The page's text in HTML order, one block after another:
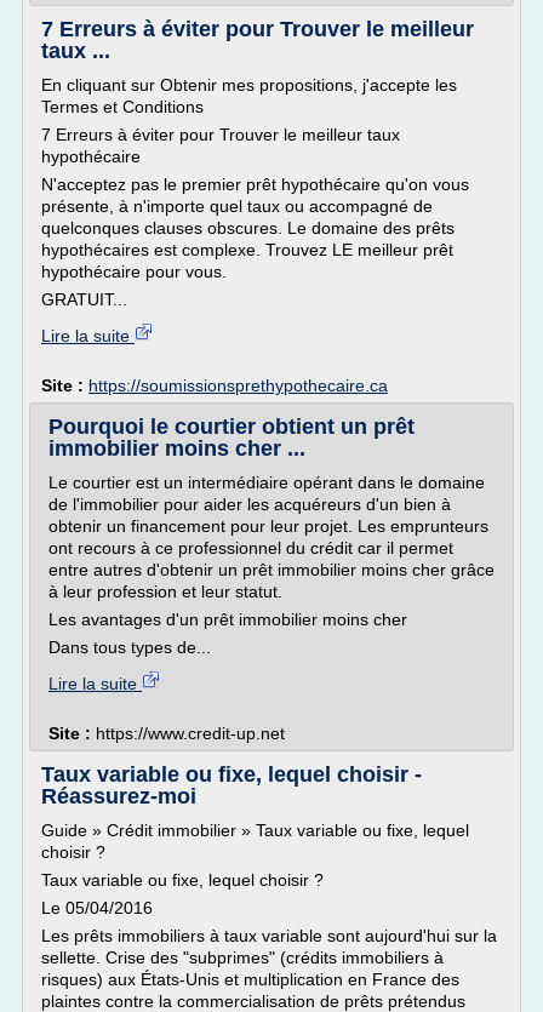
7 Erreurs à éviter pour Trouver le meilleur
taux ...
En cliquant sur Obtenir mes propositions, j'accepte les
Termes et Conditions
7 Erreurs à éviter pour Trouver le meilleur taux
hypothécaire
N'acceptez pas le premier prêt hypothécaire qu'on vous
présente, à n'importe quel taux ou accompagné de
quelconques clauses obscures. Le domaine des prêts
hypothécaires est complexe. Trouvez LE meilleur prêt
hypothécaire pour vous.
GRATUIT...
Lire la suite
Site : https://soumissionsprethypothecaire.ca
Pourquoi le courtier obtient un prêt
immobilier moins cher ...
Le courtier est un intermédiaire opérant dans le domaine
de l'immobilier pour aider les acquéreurs d'un bien à
obtenir un financement pour leur projet. Les emprunteurs
ont recours à ce professionnel du crédit car il permet
entre autres d'obtenir un prêt immobilier moins cher grâce
à leur profession et leur statut.
Les avantages d'un prêt immobilier moins cher
Dans tous types de...
Lire la suite
Site : https://www.credit-up.net
Taux variable ou fixe, lequel choisir -
Réassurez-moi
Guide » Crédit immobilier » Taux variable ou fixe, lequel
choisir ?
Taux variable ou fixe, lequel choisir ?
Le 05/04/2016
Les prêts immobiliers à taux variable sont aujourd'hui sur la
sellette. Crise des "subprimes" (crédits immobiliers à
risques) aux États-Unis et multiplication en France des
plaintes contre la commercialisation de prêts prétendus